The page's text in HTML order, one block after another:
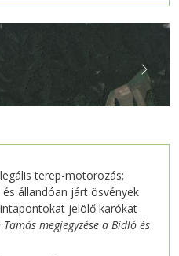
Next
terep-motorozás;
állandóan járt ösvények
jelölő karókat
megjegyzése a Bidló és